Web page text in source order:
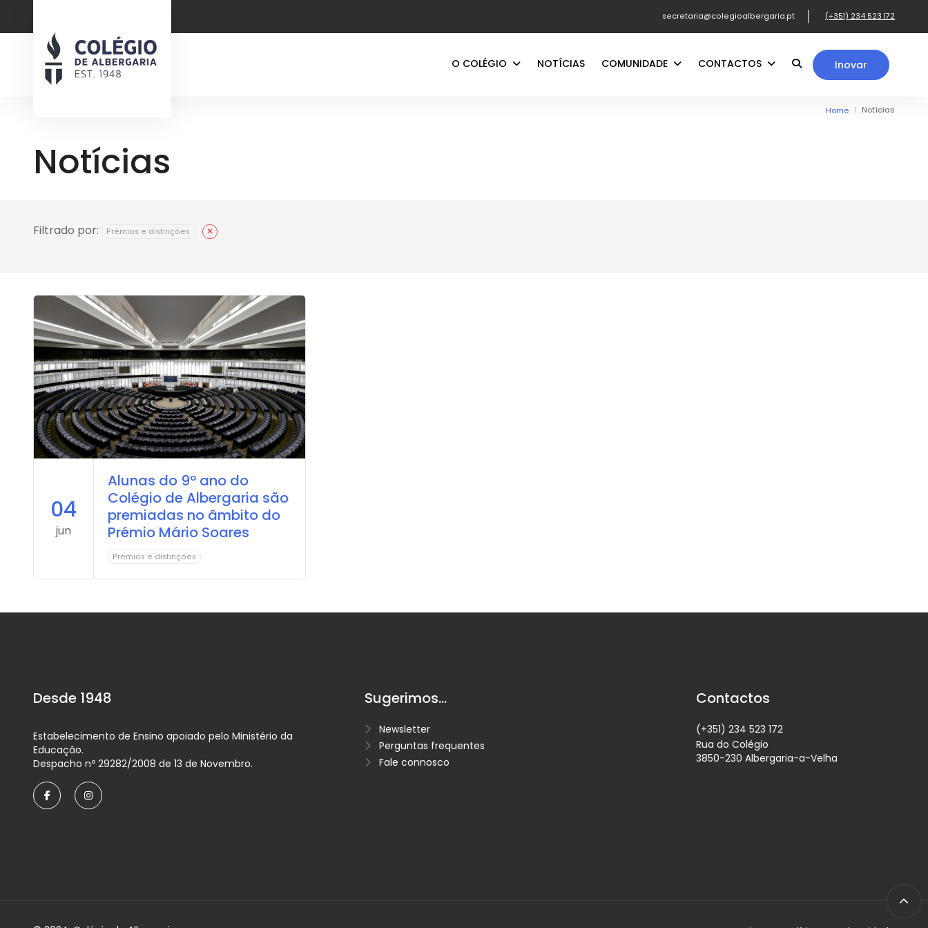
secretaria@colegioalbergaria.pt (+351) 234 523 172
O COLÉGIO NOTÍCIAS COMUNIDADE CONTACTOS Inovar
Home Notícias
Notícias
Filtrado por: Prémios e distinções
04
jun
Alunas do 9º ano do
Colégio de Albergaria são
premiadas no âmbito do
Prémio Mário Soares
Prémios e distinções
Desde 1948
Estabelecimento de Ensino apoiado pelo Ministério da
Educação.
Despacho nº 29282/2008 de 13 de Novembro.
facebookinstagram
Sugerimos...
Newsletter
Perguntas frequentes
Fale connosco
Contactos
(+351) 234 523 172
Rua do Colégio
3850-230 Albergaria-a-Velha